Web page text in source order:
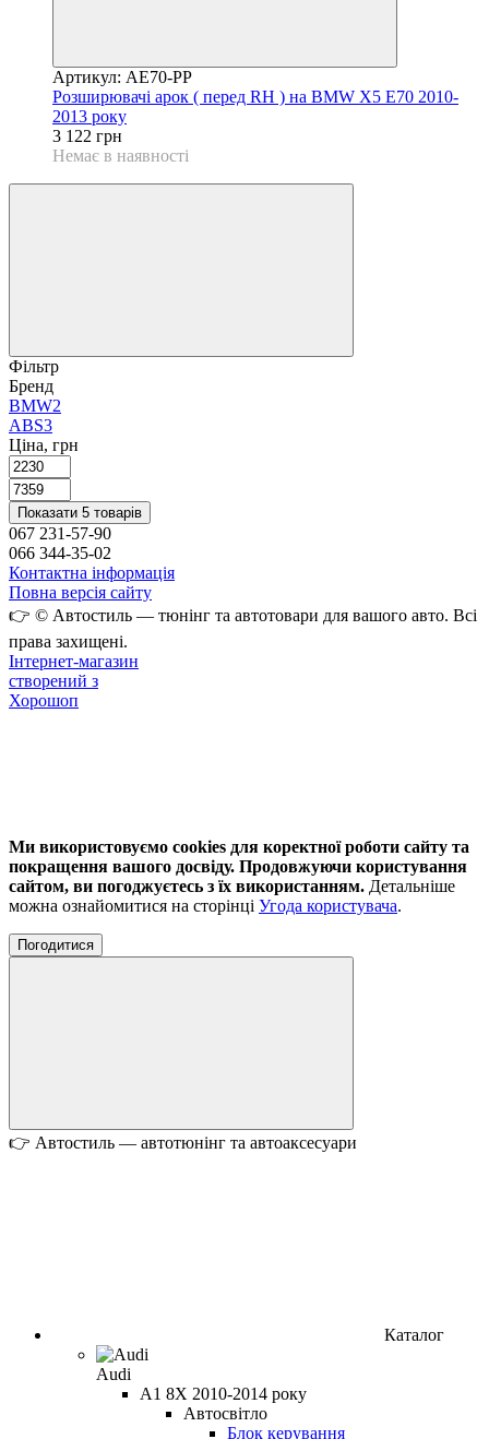
Артикул: AE70-PP
Розширювачі арок ( перед RH ) на BMW X5 E70 2010-
2013 року
3 122 грн
Немає в наявності
Фільтр
Бренд
BMW2
ABS3
Ціна, грн
Показати 5 товарів
067 231-57-90
066 344-35-02
Контактна інформація
Повна версія сайту
👉 © Автостиль — тюнінг та автотовари для вашого авто. Всі
права захищені.
Інтернет-магазин
створений з
Хорошоп
Ми використовуємо cookies для коректної роботи сайту та
покращення вашого досвіду. Продовжуючи користування
сайтом, ви погоджуєтесь з їх використанням. Детальніше
можна ознайомитися на сторінці Угода користувача.
Погодитися
👉 Автостиль — автотюнінг та автоаксесуари
Каталог
Audi
A1 8X 2010-2014 року
Автосвітло
Блок керування